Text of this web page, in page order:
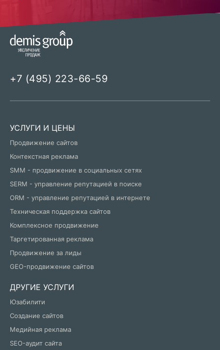
+7 (495) 223-66-59
УСЛУГИ И ЦЕНЫ
Продвижение сайтов
Контекстная реклама
SMM - продвижение в социальных сетях
SERM - управление репутацией в поиске
ORM - управление репутацией в интернете
Техническая поддержка сайтов
Комплексное продвижение
Таргетированная реклама
Продвижение за лиды
GEO-продвижение сайтов
ДРУГИЕ УСЛУГИ
Юзабилити
Создание сайтов
Медийная реклама
SEO-аудит сайта